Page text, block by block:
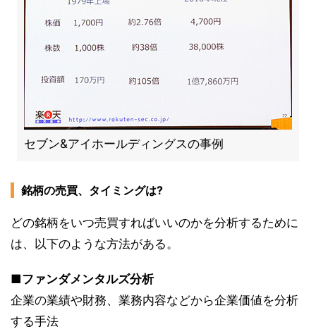
セブン&アイホールディングスの事例
銘柄の売買、タイミングは?
どの銘柄をいつ売買すればいいのかを分析するために
は、以下のような方法がある。
■ファンダメンタルズ分析
企業の業績や財務、業務内容などから企業価値を分析
する手法